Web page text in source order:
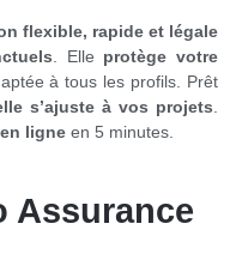
flexible, rapide et légale
. Elle protège votre
à tous les profils. Prêt
s’ajuste à vos projets
ligne en 5 minutes.
Assurance